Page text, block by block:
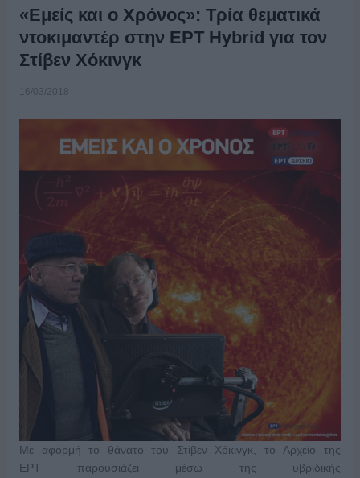
«Εμείς και ο Χρόνος»: Τρία θεματικά
ντοκιμαντέρ στην ΕΡΤ Hybrid για τον
Στίβεν Χόκινγκ
16/03/2018
Με αφορμή το θάνατο του Στίβεν Χόκινγκ, το Αρχείο της
ΕΡΤ παρουσιάζει μέσω της υβριδικής